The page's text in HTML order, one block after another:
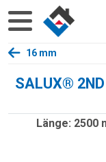
16 mm
SALUX®
Länge: 2500